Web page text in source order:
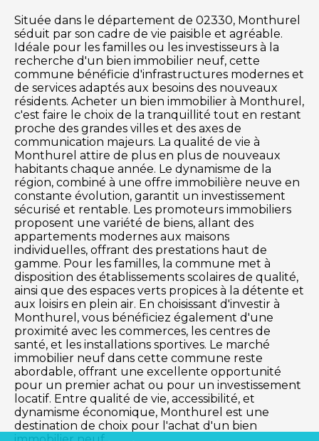
Située dans le département de 02330, Monthurel
séduit par son cadre de vie paisible et agréable.
Idéale pour les familles ou les investisseurs à la
recherche d'un bien immobilier neuf, cette
commune bénéficie d'infrastructures modernes et
de services adaptés aux besoins des nouveaux
résidents. Acheter un bien immobilier à Monthurel,
c'est faire le choix de la tranquillité tout en restant
proche des grandes villes et des axes de
communication majeurs. La qualité de vie à
Monthurel attire de plus en plus de nouveaux
habitants chaque année. Le dynamisme de la
région, combiné à une offre immobilière neuve en
constante évolution, garantit un investissement
sécurisé et rentable. Les promoteurs immobiliers
proposent une variété de biens, allant des
appartements modernes aux maisons
individuelles, offrant des prestations haut de
gamme. Pour les familles, la commune met à
disposition des établissements scolaires de qualité,
ainsi que des espaces verts propices à la détente et
aux loisirs en plein air. En choisissant d'investir à
Monthurel, vous bénéficiez également d'une
proximité avec les commerces, les centres de
santé, et les installations sportives. Le marché
immobilier neuf dans cette commune reste
abordable, offrant une excellente opportunité
pour un premier achat ou pour un investissement
locatif. Entre qualité de vie, accessibilité, et
dynamisme économique, Monthurel est une
destination de choix pour l'achat d'un bien